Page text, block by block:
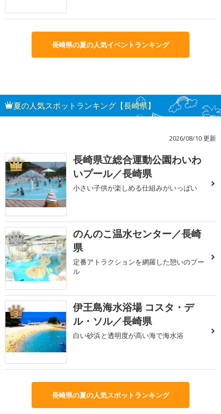
長崎県の夏の人気イベントランキング
夏の人気スポットランキング【長崎県】
2026/08/10 更新
1
長崎県立総合運動公園わいわ
いプール／長崎県
小さい子供が楽しめる仕組みがいっぱい
2
のんのこ温水センター／長崎
県
定番アトラクションを網羅した憩いのプー
ル
3
伊王島海水浴場 コスタ・デ
ル・ソル／長崎県
白い砂浜と透明度が高い海で海水浴
長崎県の夏の人気スポットランキング